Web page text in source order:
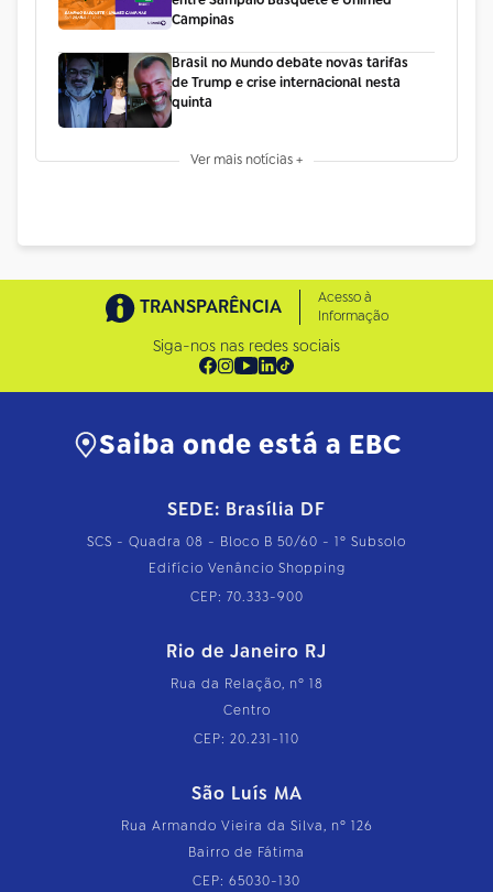
Campinas
Brasil no Mundo debate novas tarifas
de Trump e crise internacional nesta
quinta
Ver mais notícias +
TRANSPARÊNCIA
Acesso à
Informação
Siga-nos nas redes sociais
Saiba onde está a EBC
SEDE: Brasília DF
SCS - Quadra 08 - Bloco B 50/60 - 1º Subsolo
Edifício Venâncio Shopping
CEP: 70.333-900
Rio de Janeiro RJ
Rua da Relação, nº 18
Centro
CEP: 20.231-110
São Luís MA
Rua Armando Vieira da Silva, nº 126
Bairro de Fátima
CEP: 65030-130